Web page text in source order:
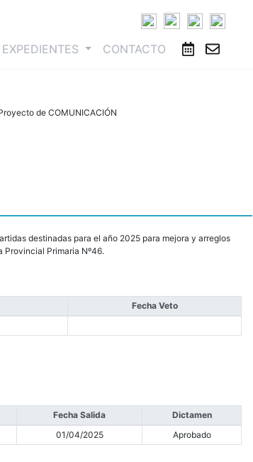
EXPEDIENTES CONTACTO
de COMUNICACIÓN
destinadas para el año 2025 para mejora y arreglos
Provincial Primaria Nº46.
Fecha Veto
Fecha Salida
Dictamen
01/04/2025 Aprobado